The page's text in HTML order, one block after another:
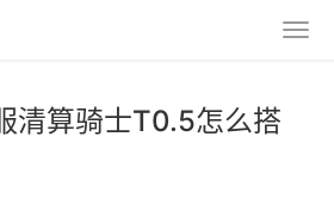
清算骑士T0.5怎么搭